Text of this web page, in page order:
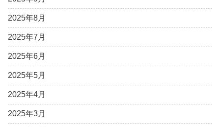
2025年8月
2025年7月
2025年6月
2025年5月
2025年4月
2025年3月